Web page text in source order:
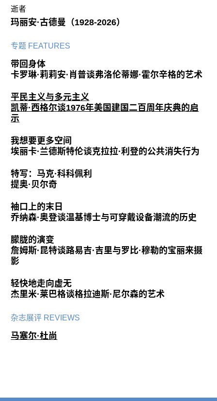
逝者
玛丽安·古德曼（1928-2026）
专题 FEATURES
带回身体
卡罗琳·莉莉安·肖普谈弗洛伦蒂娜·霍尔辛格的艺术
平民主义与多元主义
凯蒂·西格尔谈1976年美国建国二百周年庆典的启
示
我想要更多空间
埃丽卡·兰德斯特伦谈克拉拉·利登的公共消失行为
特写：马克·科科佩利
提奥·贝尔奇
袖口上的末日
乔纳森·奥登谈温基博士与可穿戴设备潮流的历史
朦胧的演变
詹姆斯·昆特谈路易吉·吉里与罗比·穆勒的宝丽来摄
影
轻快地走向虚无
杰里米·莱巴格谈格拉迪斯·尼尔森的艺术
杂志展评 REVIEWS
马塞尔·杜尚